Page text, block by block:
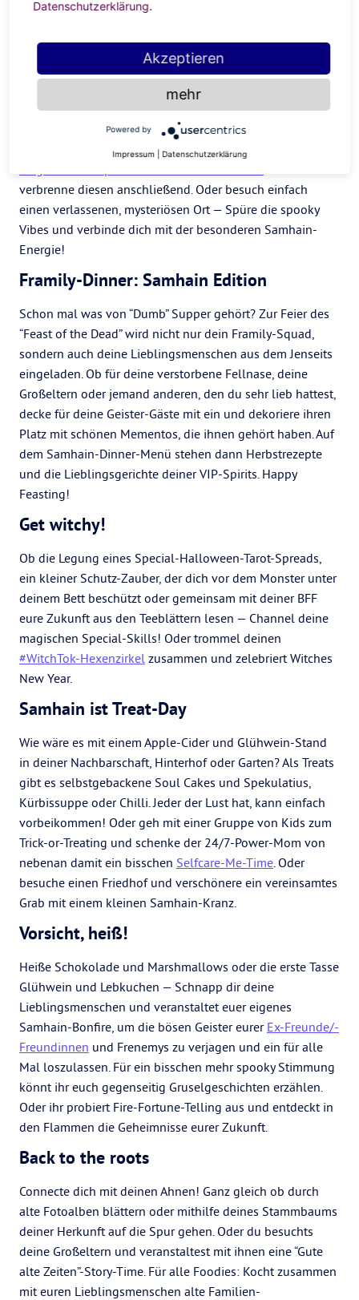
Klingel einfach mal im Jenseits durch und connecte dich
mit deinem Spirit-Crush, deiner Omi oder jemand anderem,
den du vermisst. Ob mit oldschool Ouijaboard oder durch
ein Channeling mit einem professionellen Medium
gleich. Zu ängstlich?Dann schreib deine Botschaften und
verbrenne diesen anschließend. Oder besuch einfach
einen verlassenen, mysteriösen Ort — Spüre die spooky
Vibes und verbinde dich mit der besonderen Samhain-
Energie!
Framily-Dinner: Samhain Edition
Schon mal was von “Dumb” Supper gehört? Zur Feier des
“Feast of the Dead” wird nicht nur dein Framily-Squad,
sondern auch deine Lieblingsmenschen aus dem Jenseits
eingeladen. Ob für deine verstorbene Fellnase, deine
Großeltern oder jemand anderen, den du sehr lieb hattest,
decke für deine Geister-Gäste mit ein und dekoriere ihren
Platz mit schönen Mementos, die ihnen gehört haben. Auf
dem Samhain-Dinner-Menü stehen dann Herbstrezepte
und die Lieblingsgerichte deiner VIP-Spirits. Happy
Feasting!
Get witchy!
Ob die Legung eines Special-Halloween-Tarot-Spreads,
ein kleiner Schutz-Zauber, der dich vor dem Monster unter
deinem Bett beschützt oder gemeinsam mit deiner BFF
eure Zukunft aus den Teeblättern lesen — Channel deine
magischen Special-Skills! Oder trommel deinen
#WitchTok-Hexenzirkel zusammen und zelebriert Witches
New Year.
Samhain ist Treat-Day
Wie wäre es mit einem Apple-Cider und Glühwein-Stand
in deiner Nachbarschaft, Hinterhof oder Garten? Als Treats
gibt es selbstgebackene Soul Cakes und Spekulatius,
Kürbissuppe oder Chilli. Jeder der Lust hat, kann einfach
vorbeikommen! Oder geh mit einer Gruppe von Kids zum
Trick-or-Treating und schenke der 24/7-Power-Mom von
nebenan damit ein bisschen Selfcare-Me-Time. Oder
besuche einen Friedhof und verschönere ein vereinsamtes
Grab mit einem kleinen Samhain-Kranz.
Vorsicht, heiß!
Heiße Schokolade und Marshmallows oder die erste Tasse
Glühwein und Lebkuchen — Schnapp dir deine
Lieblingsmenschen und veranstaltet euer eigenes
Samhain-Bonfire, um die bösen Geister eurer Ex-Freunde/-
Freundinnen und Frenemys zu verjagen und ein für alle
Mal loszulassen. Für ein bisschen mehr spooky Stimmung
könnt ihr euch gegenseitig Gruselgeschichten erzählen.
Oder ihr probiert Fire-Fortune-Telling aus und entdeckt in
den Flammen die Geheimnisse eurer Zukunft.
Back to the roots
Connecte dich mit deinen Ahnen! Ganz gleich ob durch
alte Fotoalben blättern oder mithilfe deines Stammbaums
deiner Herkunft auf die Spur gehen. Oder du besuchts
deine Großeltern und veranstaltest mit ihnen eine “Gute
alte Zeiten”-Story-Time. Für alle Foodies: Kocht zusammen
mit euren Lieblingsmenschen alte Familien-
Datenschutzerklärung.
Akzeptieren
mehr
Powered by
Impressum Datenschutzerklärung